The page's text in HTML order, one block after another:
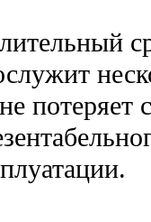
потеряет